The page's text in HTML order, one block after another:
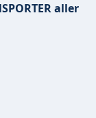
aller